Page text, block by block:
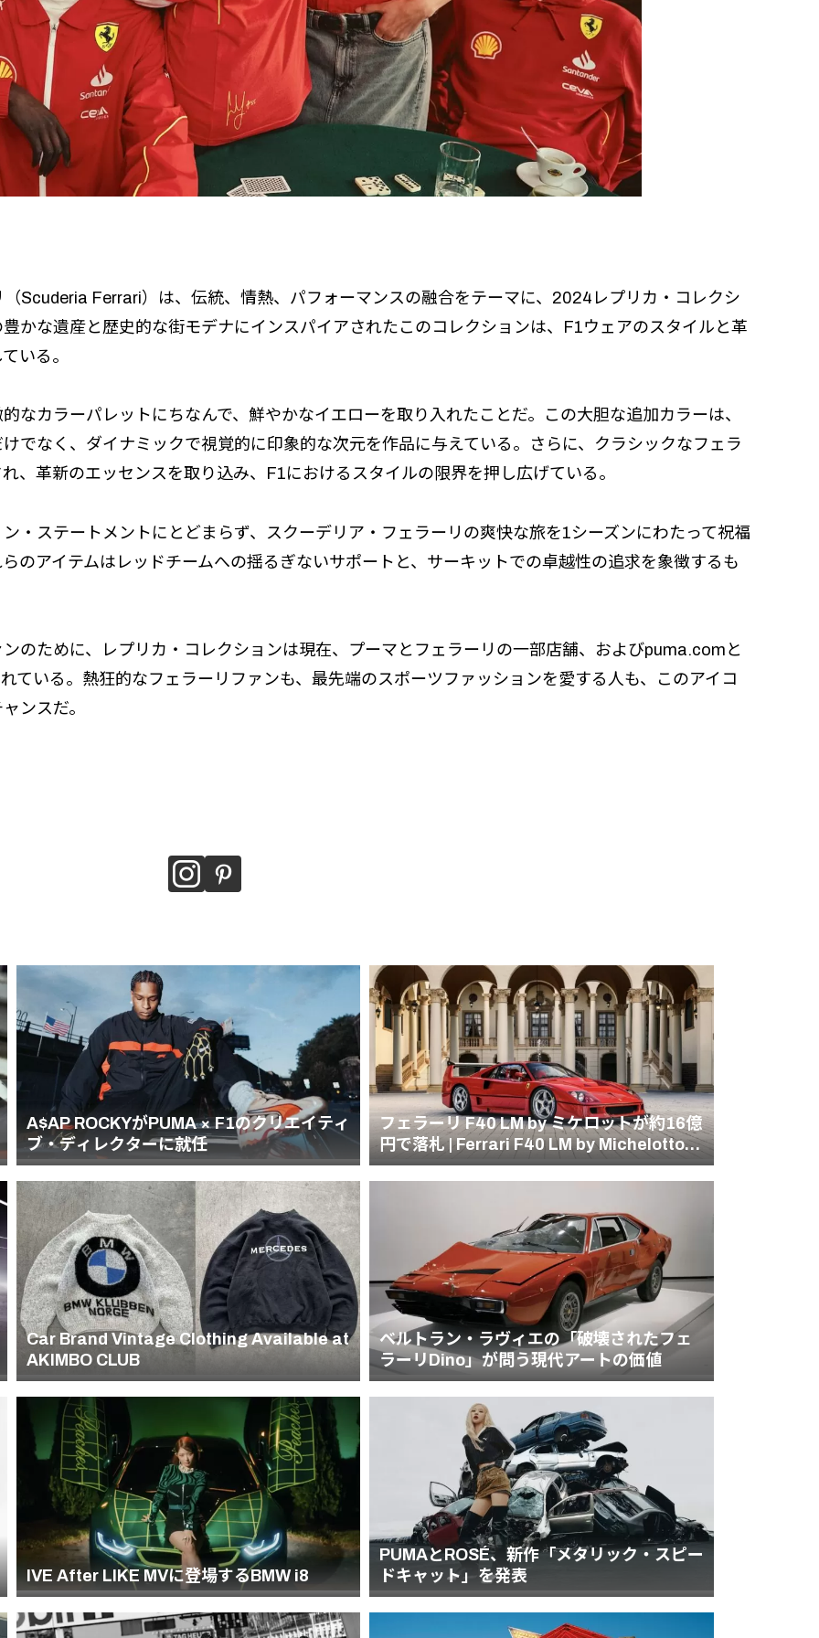
Scuderia Ferrari）は、伝統、情熱、パフォーマンスの融合をテーマに、2024レプリカ・コレクシ
かな遺産と歴史的な街モデナにインスパイアされたこのコレクションは、F1ウェアのスタイルと革
いる。
なカラーパレットにちなんで、鮮やかなイエローを取り入れたことだ。この大胆な追加カラーは、
でなく、ダイナミックで視覚的に印象的な次元を作品に与えている。さらに、クラシックなフェラ
、革新のエッセンスを取り込み、F1におけるスタイルの限界を押し広げている。
・ステートメントにとどまらず、スクーデリア・フェラーリの爽快な旅を1シーズンにわたって祝福
のアイテムはレッドチームへの揺るぎないサポートと、サーキットでの卓越性の追求を象徴するも
のために、レプリカ・コレクションは現在、プーマとフェラーリの一部店舗、およびpuma.comと
いる。熱狂的なフェラーリファンも、最先端のスポーツファッションを愛する人も、このアイコ
ンスだ。
A$AP ROCKYがPUMA × F1のクリエイティ
ブ・ディレクターに就任
フェラーリ F40 LM by ミケロットが約16億
円で落札 | Ferrari F40 LM by Michelotto
(1993)
Car Brand Vintage Clothing Available at
AKIMBO CLUB
ベルトラン・ラヴィエの「破壊されたフェ
ラーリDino」が問う現代アートの価値
IVE After LIKE MVに登場するBMW i8
PUMAとROSÉ、新作「メタリック・スピー
ドキャット」を発表